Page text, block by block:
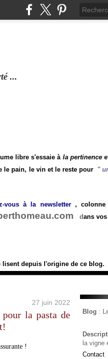
...
libre s'essaie à la pertinence
le pain, le vin et le reste pour "
vous à la newsletter, colonne
dans
lisent depuis l'origine de ce blog.
27 juin 2022
la pasta de
Blog :
la vigne
Contact